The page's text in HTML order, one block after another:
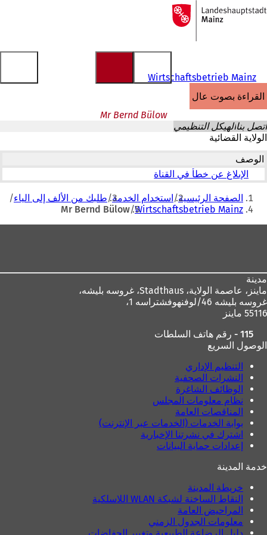
الانتقال إلى المحتوى
إلى
الصفحة
Wirtschaftsbetrieb Mainz
القراءة بصوت عالٍ
Mr Bernd Bülow
اتصل بناالهيكل التنظيمي
الولاية القضائية
الوصف
الإبلاغ عن خطأ في القناة
أنت
هنا
الصفحة الرئيسية استخدام الخدمة طلبك من الألف إلى الياء
Wirtschaftsbetrieb Mainz
Mr Bernd Bülow
مدينة
ماينز، عاصمة الولاية،
غروسه بليشه 46/لوفنهوفشتراسه 1،
55116 ماينز
115 - رقم هاتف السلطات
الوصول السريع
التنظيم الإداري
النشرات الصحفية
الوظائف الشاغرة
نظام معلومات المجلس
المناقصات العامة
بوابة الخدمات (الخدمات عبر الإنترنت)
اشترك في نشرتنا الإخبارية
إعدادات حماية البيانات
خدمة المدينة
خريطة المدينة
النقاط الساخنة لشبكة WLAN اللاسلكية
المراحيض العامة
معلومات الجدول الزمني